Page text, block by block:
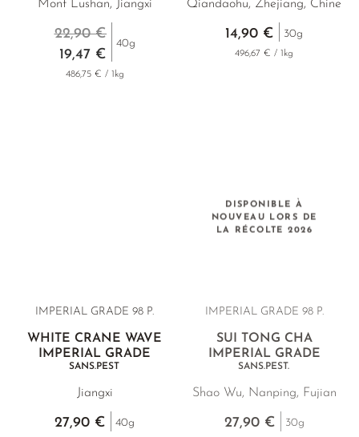
Mont Lushan, Jiangxi
19,47 €
22,90 €
40g
486,75 € / 1kg
Qiandaohu, Zhejiang, Chine
14,90 € 30g
496,67 € / 1kg
IMPERIAL GRADE 98 P.
WHITE CRANE WAVE
IMPERIAL GRADE
SANS.PEST
Jiangxi
27,90 € 40g
DISPONIBLE À
NOUVEAU LORS DE
LA RÉCOLTE 2026
IMPERIAL GRADE 98 P.
SUI TONG CHA
IMPERIAL GRADE
SANS.PEST.
Shao Wu, Nanping, Fujian
27,90 € 30g